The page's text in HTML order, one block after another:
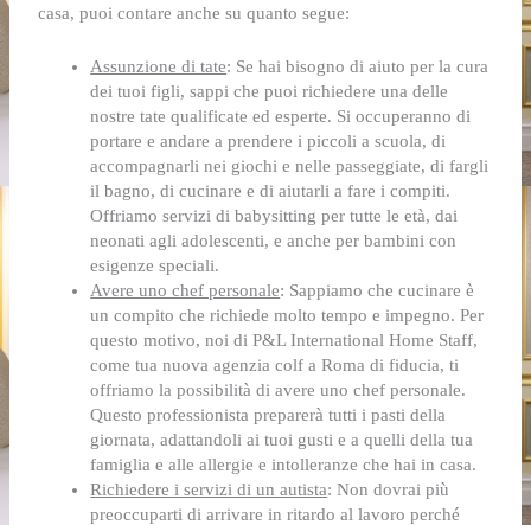
casa, puoi contare anche su quanto segue:
Assunzione di tate: Se hai bisogno di aiuto per la cura
dei tuoi figli, sappi che puoi richiedere una delle
nostre tate qualificate ed esperte. Si occuperanno di
portare e andare a prendere i piccoli a scuola, di
accompagnarli nei giochi e nelle passeggiate, di fargli
il bagno, di cucinare e di aiutarli a fare i compiti.
Offriamo servizi di babysitting per tutte le età, dai
neonati agli adolescenti, e anche per bambini con
esigenze speciali.
Avere uno chef personale: Sappiamo che cucinare è
un compito che richiede molto tempo e impegno. Per
questo motivo, noi di P&L International Home Staff,
come tua nuovaagenzia colf a Romadi fiducia, ti
offriamo la possibilità di avere uno chef personale.
Questo professionista preparerà tutti i pasti della
giornata, adattandoli ai tuoi gusti e a quelli della tua
famiglia e alle allergie e intolleranze che hai in casa.
Richiedere i servizi di un autista: Non dovrai più
preoccuparti di arrivare in ritardo al lavoro perché